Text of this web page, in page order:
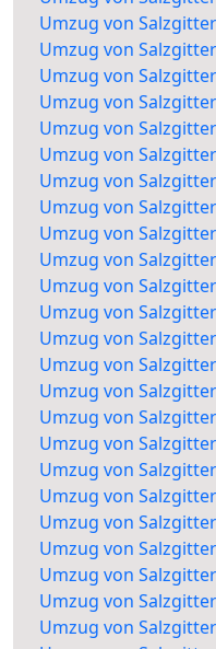
Umzug von
Umzug von
Umzug von
Umzug von
Umzug von
Umzug von
Umzug von
Umzug von
Umzug von
Umzug von
Umzug von
Umzug von
Umzug von
Umzug von
Umzug von
Umzug von
Umzug von
Umzug von
Umzug von
Umzug von
Umzug von
Umzug von
Umzug von
Umzug von